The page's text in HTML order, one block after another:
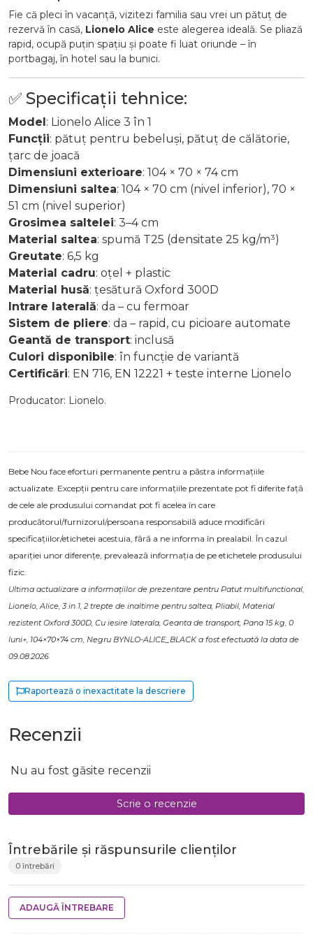
Fie că pleci în vacanță, vizitezi familia sau vrei un pătuț de
rezervă în casă, Lionelo Alice este alegerea ideală. Se pliază
rapid, ocupă puțin spațiu și poate fi luat oriunde – în
portbagaj, în hotel sau la bunici.
✅ Specificații tehnice:
Model: Lionelo Alice 3 în 1
Funcții: pătuț pentru bebeluși, pătuț de călătorie,
țarc de joacă
Dimensiuni exterioare: 104 × 70 × 74 cm
Dimensiuni saltea: 104 × 70 cm (nivel inferior), 70 ×
51 cm (nivel superior)
Grosimea saltelei: 3–4 cm
Material saltea: spumă T25 (densitate 25 kg/m³)
Greutate: 6,5 kg
Material cadru: oțel + plastic
Material husă: țesătură Oxford 300D
Intrare laterală: da – cu fermoar
Sistem de pliere: da – rapid, cu picioare automate
Geantă de transport: inclusă
Culori disponibile: în funcție de variantă
Certificări: EN 716, EN 12221 + teste interne Lionelo
Producator: Lionelo.
Bebe Nou face eforturi permanente pentru a păstra informațiile
actualizate. Excepții pentru care informațiile prezentate pot fi diferite față
de cele ale produsului comandat pot fi acelea în care
producătorul/furnizorul/persoana responsabilă aduce modificări
specificațiilor/etichetei acestuia, fără a ne informa în prealabil. În cazul
apariției unor diferențe, prevalează informația de pe etichetele produsului
fizic.
Ultima actualizare a informațiilor de prezentare pentru Patut multifunctional,
Lionelo, Alice, 3 in 1, 2 trepte de inaltime pentru saltea, Pliabil, Material
rezistent Oxford 300D, Cu iesire laterala, Geanta de transport, Pana 15 kg, 0
luni+, 104×70×74 cm, Negru BYNLO-ALICE_BLACK a fost efectuată la data de
09.08.2026
Raportează o inexactitate la descriere
Recenzii
Nu au fost găsite recenzii
Scrie o recenzie
Întrebările și răspunsurile clienților
0 întrebări
ADAUGĂ ÎNTREBARE